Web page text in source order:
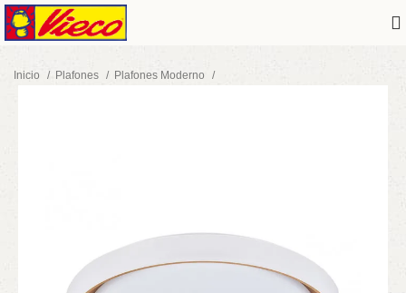
Inicio Plafones Plafones Moderno